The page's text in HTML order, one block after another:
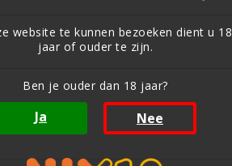
website te kunnen bezoeken dient u 18
jaar of ouder te zijn.
Ben je ouder dan 18 jaar?
Ja Nee